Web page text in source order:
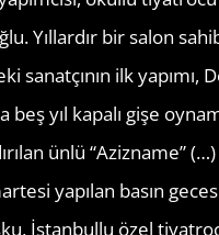
Yıllardır bir salon
sanatçının ilk yapımı,
beş yıl kapalı gişe
ünlü “Azizname”
yapılan basın
İstanbullu özel